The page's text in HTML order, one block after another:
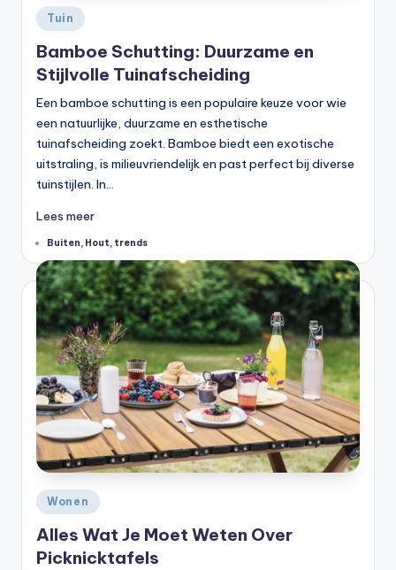
Geplaatst
in
Tuin
Bamboe Schutting: Duurzame en
Stijlvolle Tuinafscheiding
Een bamboe schutting is een populaire keuze voor wie
een natuurlijke, duurzame en esthetische
tuinafscheiding zoekt. Bamboe biedt een exotische
uitstraling, is milieuvriendelijk en past perfect bij diverse
tuinstijlen. In…
Lees meer
Tags:Buiten Hout trends
Geplaatst
in
Wonen
Alles Wat Je Moet Weten Over
Picknicktafels